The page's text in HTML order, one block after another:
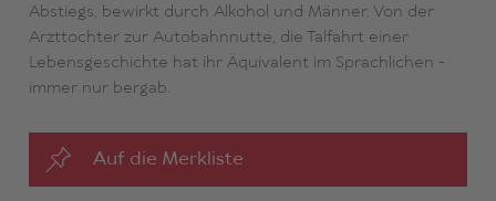
Abstiegs, bewirkt durch Alkohol und Männer. Von der
Arzttochter zur Autobahnnutte, die Talfahrt einer
Lebensgeschichte hat ihr Äquivalent im Sprachlichen -
immer nur bergab.
Auf die Merkliste